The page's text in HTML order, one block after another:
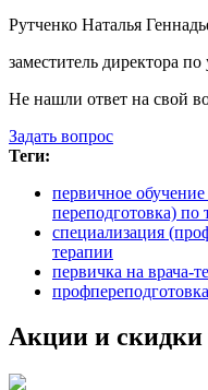
Рутченко Наталья
заместитель директора
Не нашли ответ на свой
Задать вопрос
Теги:
первичное
переподготовка) по
специализация
терапии
первичка на врача-
Акции и скидки